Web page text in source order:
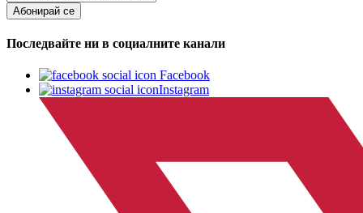
Абонирай се
Последвайте ни в социалните канали
Facebook
Instagram